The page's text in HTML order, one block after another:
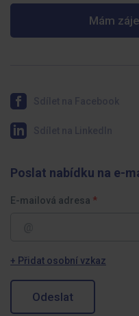
Mám
Poslat nabídku na e-
E-mailová adresa
+ Přidat osobní vzkaz
Odeslat